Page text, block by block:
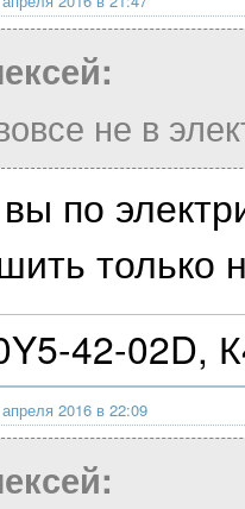
не в
по
только
42-02D,
2016 в 22:09